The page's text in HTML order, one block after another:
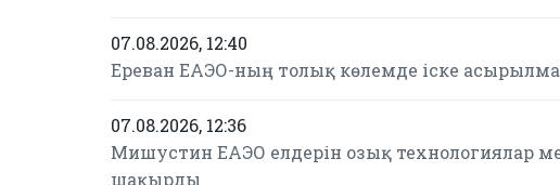
07.08.2026, 12:40
Ереван ЕАЭО-ның толық көлемде іске
07.08.2026, 12:36
Мишустин ЕАЭО елдерін озық технологиялар
шақырды